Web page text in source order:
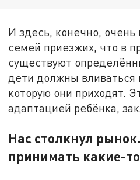
И здесь, конечно,
семей приезжих, что в
существуют
дети должны вливаться
которую они приходят.
адаптацией ребёнка,
Нас столкнул
принимать какие-